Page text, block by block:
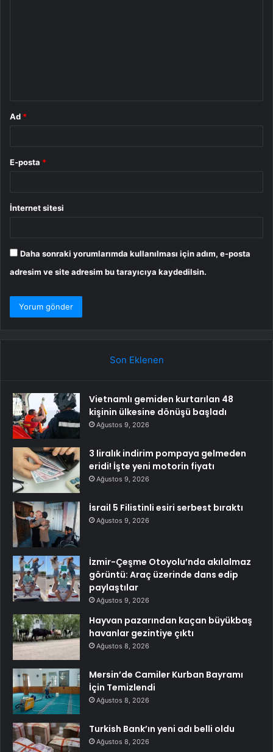
Ad *
E-posta *
İnternet sitesi
Daha sonraki yorumlarımda kullanılması için adım, e-posta
adresim ve site adresim bu tarayıcıya kaydedilsin.
Son Eklenen
Vietnamlı gemiden kurtarılan 48
kişinin ülkesine dönüşü başladı
Ağustos 9, 2026
3 liralık indirim pompaya gelmeden
eridi! İşte yeni motorin fiyatı
Ağustos 9, 2026
İsrail 5 Filistinli esiri serbest bıraktı
Ağustos 9, 2026
İzmir-Çeşme Otoyolu’nda akılalmaz
görüntü: Araç üzerinde dans edip
paylaştılar
Ağustos 9, 2026
Hayvan pazarından kaçan büyükbaş
havanlar gezintiye çıktı
Ağustos 8, 2026
Mersin’de Camiler Kurban Bayramı
İçin Temizlendi
Ağustos 8, 2026
Turkish Bank’ın yeni adı belli oldu
Ağustos 8, 2026